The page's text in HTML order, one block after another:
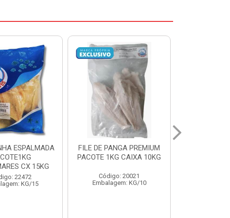
PREMIUM
CAIXA 10KG
20021
KG/10
CORVINA INT 1/2KG
BENDITO PX CX15KG
Código: 20696
Embalagem: KG/15